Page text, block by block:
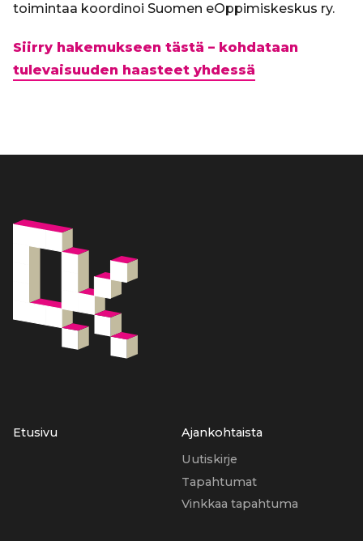
toimintaa koordinoi Suomen eOppimiskeskus ry.
Siirry hakemukseen tästä – kohdataan
tulevaisuuden haasteet yhdessä
Etusivu
Ajankohtaista
Uutiskirje
Tapahtumat
Vinkkaa tapahtuma